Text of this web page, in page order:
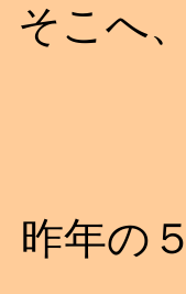
そこへ
昨年の